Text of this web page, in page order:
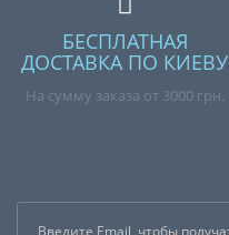
БЕСПЛАТНАЯ
ДОСТАВКА ПО КИЕВУ
На сумму заказа от 3000 грн.